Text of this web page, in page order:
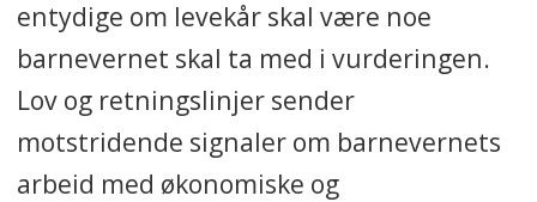
entydige om levekår skal være noe
barnevernet skal ta med i vurderingen.
Lov og retningslinjer sender
motstridende signaler om barnevernets
arbeid med økonomiske og